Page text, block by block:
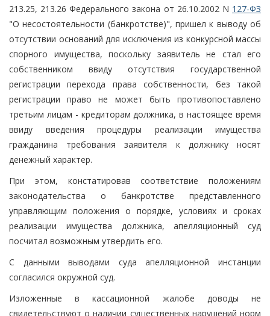
213.25, 213.26 Федерального закона от 26.10.2002 N 127-ФЗ
"О несостоятельности (банкротстве)", пришел к выводу об
отсутствии оснований для исключения из конкурсной массы
спорного имущества, поскольку заявитель не стал его
собственником ввиду отсутствия государственной
регистрации перехода права собственности, без такой
регистрации право не может быть противопоставлено
третьим лицам - кредиторам должника, в настоящее время
ввиду введения процедуры реализации имущества
гражданина требования заявителя к должнику носят
денежный характер.
При этом, констатировав соответствие положениям
законодательства о банкротстве представленного
управляющим положения о порядке, условиях и сроках
реализации имущества должника, апелляционный суд
посчитал возможным утвердить его.
С данными выводами суда апелляционной инстанции
согласился окружной суд.
Изложенные в кассационной жалобе доводы не
свидетельствуют о наличии существенных нарушений норм